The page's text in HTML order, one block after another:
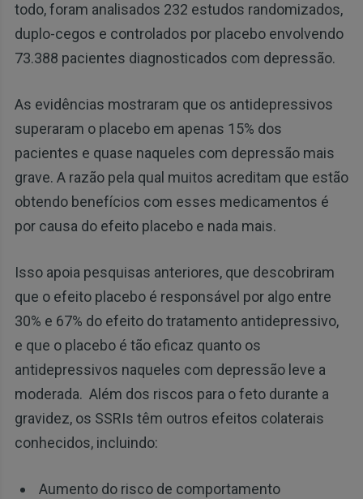
todo, foram analisados ​​232 estudos randomizados,
duplo-cegos e controlados por placebo envolvendo
73.388 pacientes diagnosticados com depressão.
As evidências mostraram que os antidepressivos
superaram o placebo em apenas 15% dos
pacientes e quase naqueles com depressão mais
grave. A razão pela qual muitos acreditam que estão
obtendo benefícios com esses medicamentos é
por causa do efeito placebo e nada mais.
Isso apoia pesquisas anteriores, que descobriram
que o efeito placebo é responsável por algo entre
30% e 67% do efeito do tratamento antidepressivo,
e que o placebo é tão eficaz quanto os
antidepressivos naqueles com depressão leve a
moderada. Além dos riscos para o feto durante a
gravidez, os SSRIs têm outros efeitos colaterais
conhecidos, incluindo:
Aumento do risco de comportamento